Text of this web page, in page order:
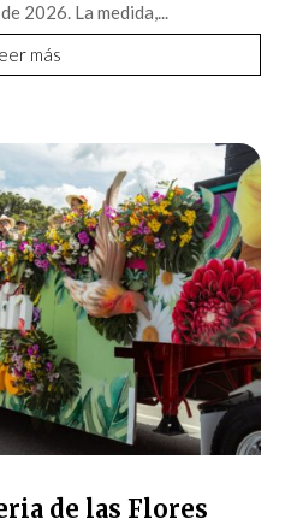
2026. La medida,...
más
de las Flores